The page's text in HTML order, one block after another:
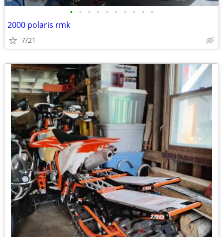
• • • • • • • • • •
2000 polaris rmk
7/21